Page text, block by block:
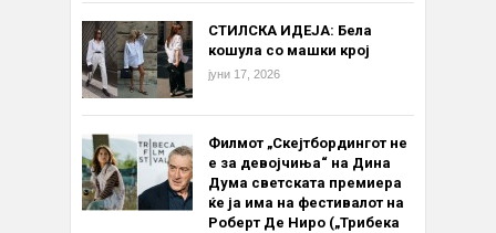
СТИЛСКА ИДЕЈА: Бела
кошула со машки крој
јуни 17, 2026
Филмот „Скејтбордингот не
е за девојчиња“ на Дина
Дума светската премиера
ќе ја има на фестивалот на
Роберт Де Ниро („Трибека